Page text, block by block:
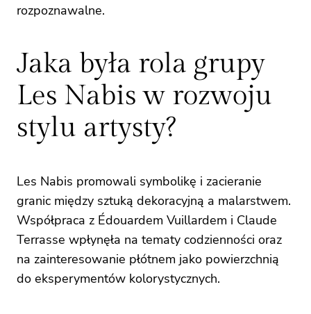
rozpoznawalne.
Jaka była rola grupy
Les Nabis w rozwoju
stylu artysty?
Les Nabis promowali symbolikę i zacieranie
granic między sztuką dekoracyjną a malarstwem.
Współpraca z Édouardem Vuillardem i Claude
Terrasse wpłynęła na tematy codzienności oraz
na zainteresowanie płótnem jako powierzchnią
do eksperymentów kolorystycznych.